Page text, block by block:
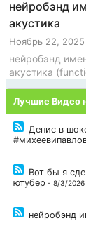
нейробэнд
акустика
Ноябрь 22, 2025
нейробэнд
акустика
Лучшие Видео
Денис в
Вот бы я
ютубер - 8/3/2026
нейробэнд